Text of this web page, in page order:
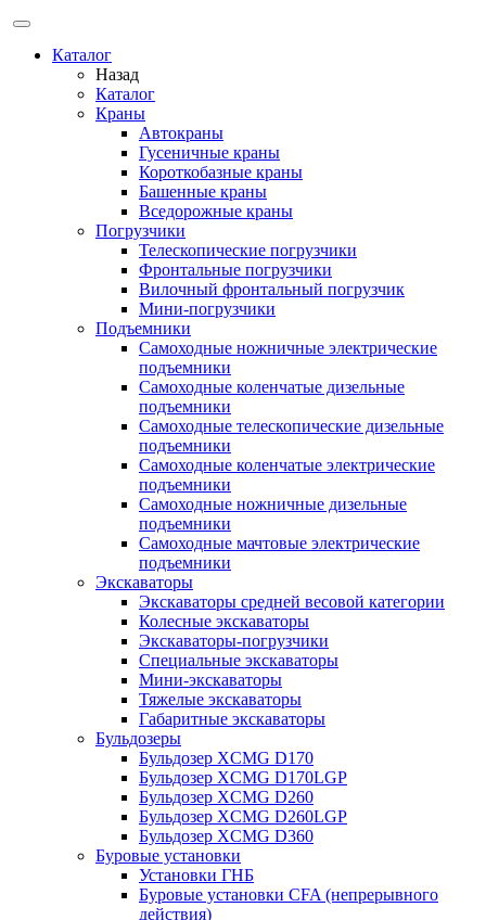
Каталог
Назад
Каталог
Краны
Автокраны
Гусеничные краны
Короткобазные краны
Башенные краны
Вcедорожные краны
Погрузчики
Телескопические погрузчики
Фронтальные погрузчики
Вилочный фронтальный погрузчик
Мини-погрузчики
Подъемники
Самоходные ножничные электрические
подъемники
Самоходные коленчатые дизельные
подъемники
Самоходные телескопические дизельные
подъемники
Самоходные коленчатые электрические
подъемники
Самоходные ножничные дизельные
подъемники
Самоходные мачтовые электрические
подъемники
Экскаваторы
Экскаваторы средней весовой категории
Колесные экскаваторы
Экскаваторы-погрузчики
Специальные экскаваторы
Мини-экскаваторы
Тяжелые экскаваторы
Габаритные экскаваторы
Бульдозеры
Бульдозер XCMG D170
Бульдозер XCMG D170LGP
Бульдозер XCMG D260
Бульдозер XCMG D260LGP
Бульдозер XCMG D360
Буровые установки
Установки ГНБ
Буровые установки CFA (непрерывного
действия)